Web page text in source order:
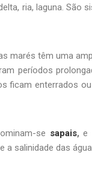
ria, laguna. São
têm uma
períodos
ficam enterrados
se sapais, e
a salinidade das